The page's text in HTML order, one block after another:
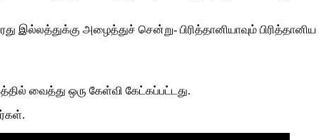
இல்லத்துக்கு அழைத்துச் சென்று- பிரித்தானியாவும் பிரித்தானிய
வைத்து ஒரு கேள்வி கேட்கப்பட்டது.